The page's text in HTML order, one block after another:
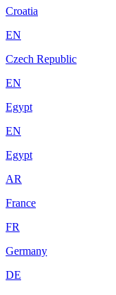
Croatia
EN
Czech Republic
EN
Egypt
EN
Egypt
AR
France
FR
Germany
DE